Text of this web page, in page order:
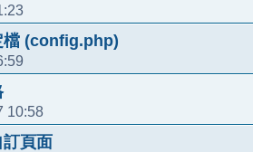
檔 (config.php)
10:58
頁面